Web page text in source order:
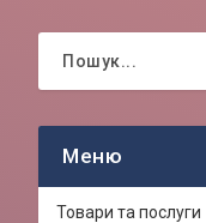
Товари та послуги